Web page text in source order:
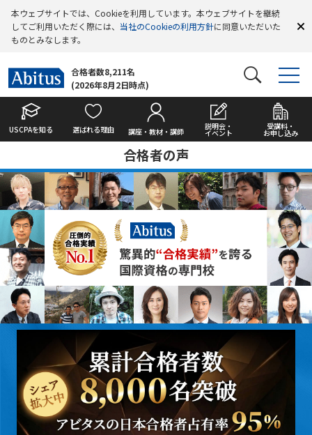
本ウェブサイトでは、Cookieを利用しています。本ウェブサイトを継続
してご利用いただく際には、 当社のCookieの利用方針に同意いただいた
ものとみなします。
合格者数8,211名
(2026年8月2日時点)
USCPAを知る 選ばれる理由 講座・教材・講師
説明会・
イベント
受講料・
お申し込み
合格者の声